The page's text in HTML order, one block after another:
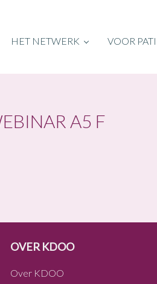
HET NETWERK VOOR
A5 F
OVER KDOO
Over KDOO